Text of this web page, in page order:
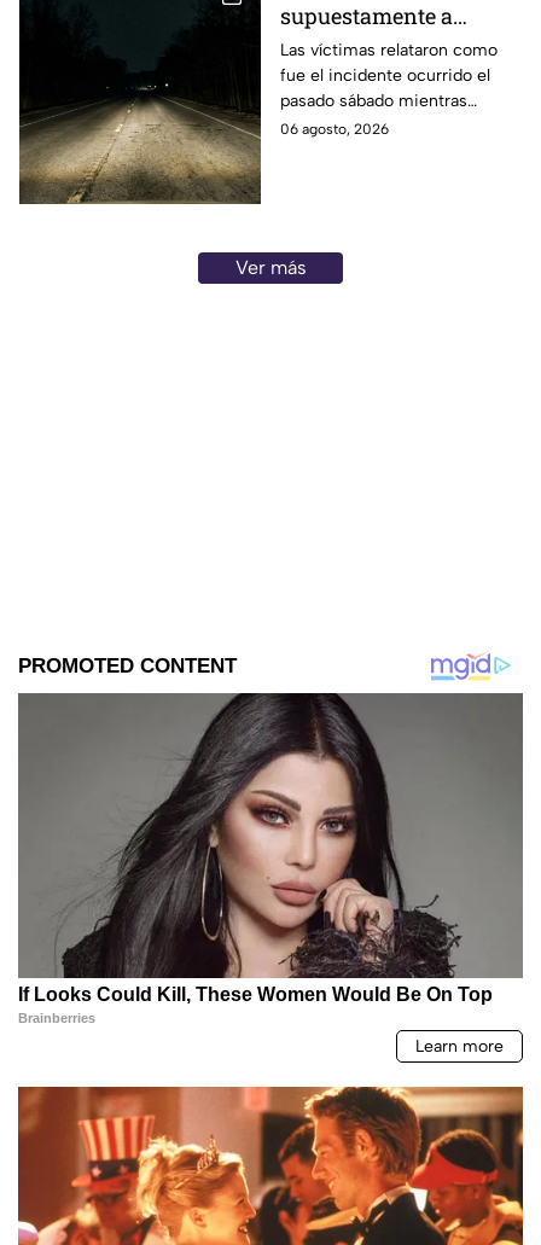
supuestamente a
exceso de velocidad!
Peregrinos de Nuevo
Laredo relatan cómo
fueron asaltados en
Las víctimas relataron como
fue el incidente ocurrido el
pasado sábado mientras
regresaban de la Ciudad de
06 agosto, 2026
Ver más